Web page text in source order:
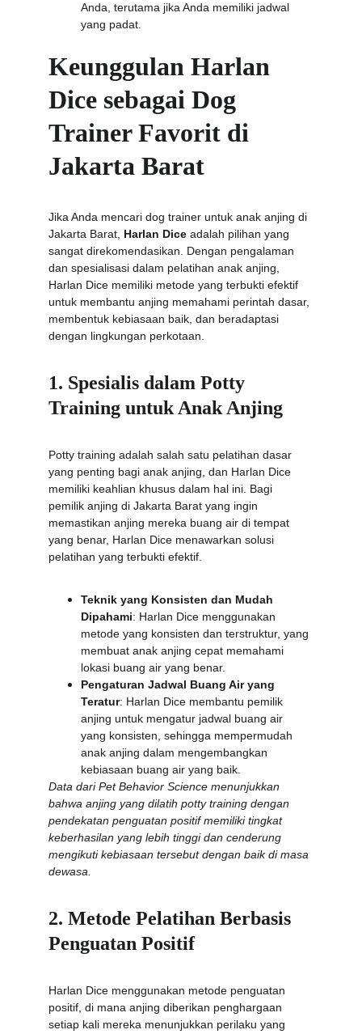
Anda, terutama jika Anda memiliki jadwal
yang padat.
Keunggulan Harlan
Dice sebagai Dog
Trainer Favorit di
Jakarta Barat
Jika Anda mencari dog trainer untuk anak anjing di
Jakarta Barat, Harlan Dice adalah pilihan yang
sangat direkomendasikan. Dengan pengalaman
dan spesialisasi dalam pelatihan anak anjing,
Harlan Dice memiliki metode yang terbukti efektif
untuk membantu anjing memahami perintah dasar,
membentuk kebiasaan baik, dan beradaptasi
dengan lingkungan perkotaan.
1. Spesialis dalam Potty
Training untuk Anak Anjing
Potty training adalah salah satu pelatihan dasar
yang penting bagi anak anjing, dan Harlan Dice
memiliki keahlian khusus dalam hal ini. Bagi
pemilik anjing di Jakarta Barat yang ingin
memastikan anjing mereka buang air di tempat
yang benar, Harlan Dice menawarkan solusi
pelatihan yang terbukti efektif.
Teknik yang Konsisten dan Mudah
Dipahami: Harlan Dice menggunakan
metode yang konsisten dan terstruktur, yang
membuat anak anjing cepat memahami
lokasi buang air yang benar.
Pengaturan Jadwal Buang Air yang
Teratur: Harlan Dice membantu pemilik
anjing untuk mengatur jadwal buang air
yang konsisten, sehingga mempermudah
anak anjing dalam mengembangkan
kebiasaan buang air yang baik.
Data dari Pet Behavior Science menunjukkan
bahwa anjing yang dilatih potty training dengan
pendekatan penguatan positif memiliki tingkat
keberhasilan yang lebih tinggi dan cenderung
mengikuti kebiasaan tersebut dengan baik di masa
dewasa.
2. Metode Pelatihan Berbasis
Penguatan Positif
Harlan Dice menggunakan metode penguatan
positif, di mana anjing diberikan penghargaan
setiap kali mereka menunjukkan perilaku yang